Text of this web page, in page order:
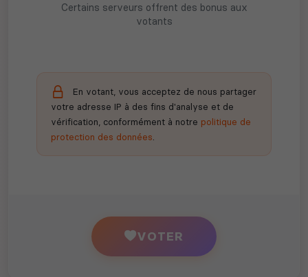
Certains serveurs offrent des bonus aux
votants
En votant, vous acceptez de nous partager
votre adresse IP à des fins d'analyse et de
vérification, conformément à notre politique de
protection des données.
VOTER